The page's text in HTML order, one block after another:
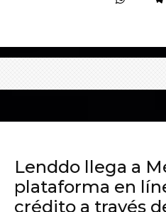
Lenddo llega a
plataforma en
crédito a través